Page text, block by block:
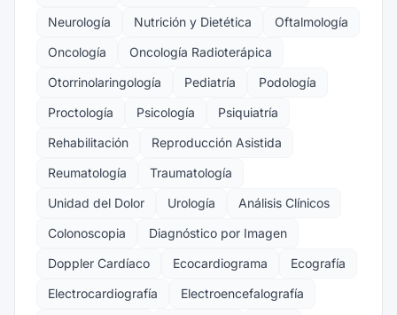
Neurología
Nutrición y Dietética
Oftalmología
Oncología
Oncología Radioterápica
Otorrinolaringología
Pediatría
Podología
Proctología
Psicología
Psiquiatría
Rehabilitación
Reproducción Asistida
Reumatología
Traumatología
Unidad del Dolor
Urología
Análisis Clínicos
Colonoscopia
Diagnóstico por Imagen
Doppler Cardíaco
Ecocardiograma
Ecografía
Electrocardiografía
Electroencefalografía